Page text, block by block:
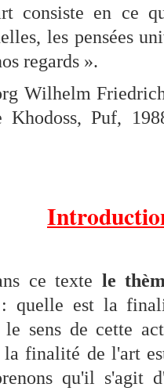
consiste en ce
les pensées
regards ».
Friedrich
Khodoss, Puf,
ce texte le
: quelle est la
le sens de cette
la finalité de l'art
qu'il s'agit